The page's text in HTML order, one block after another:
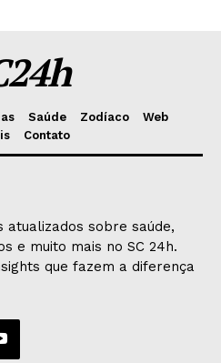
Saúde Zodíaco
Web
Contato
sobre saúde,
e muito mais no SC 24h.
que fazem a diferença